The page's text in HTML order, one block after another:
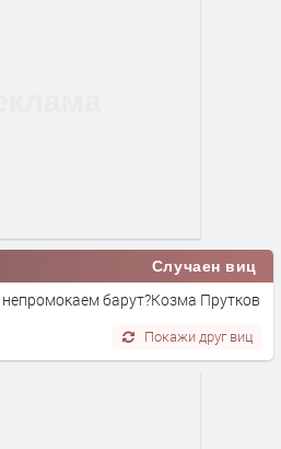
Случаен виц
барут?Козма Прутков
Покажи друг виц